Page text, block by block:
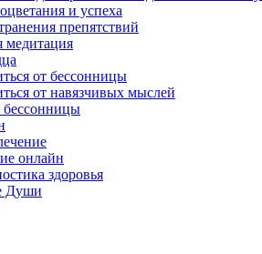
и успеха
препятствий
медитация
от бессонницы
от навязчивых мыслей
онлайн
здоровья
Души